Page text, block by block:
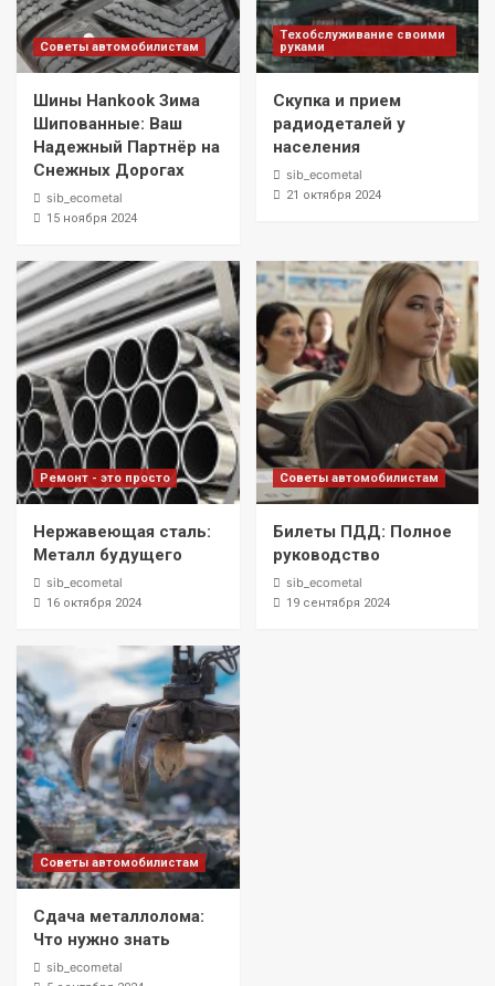
Советы автомобилистам
Шины Hankook Зима
Шипованные: Ваш
Надежный Партнёр на
Снежных Дорогах
sib_ecometal
15 ноября 2024
Техобслуживание своими
руками
Скупка и прием
радиодеталей у
населения
sib_ecometal
21 октября 2024
Ремонт - это просто
Нержавеющая сталь:
Металл будущего
sib_ecometal
16 октября 2024
Советы автомобилистам
Билеты ПДД: Полное
руководство
sib_ecometal
19 сентября 2024
Советы автомобилистам
Сдача металлолома:
Что нужно знать
sib_ecometal